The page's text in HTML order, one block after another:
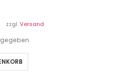
zzgl.Versand